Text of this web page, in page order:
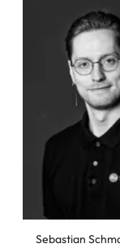
Sebastian